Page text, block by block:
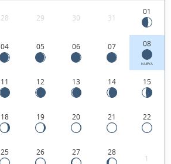
Argentina.
28 29 30 31
01
04 05 06 07 08
NUEVA
11 12 13 14 15
18 19 20 21 22
25 26 27 28
1